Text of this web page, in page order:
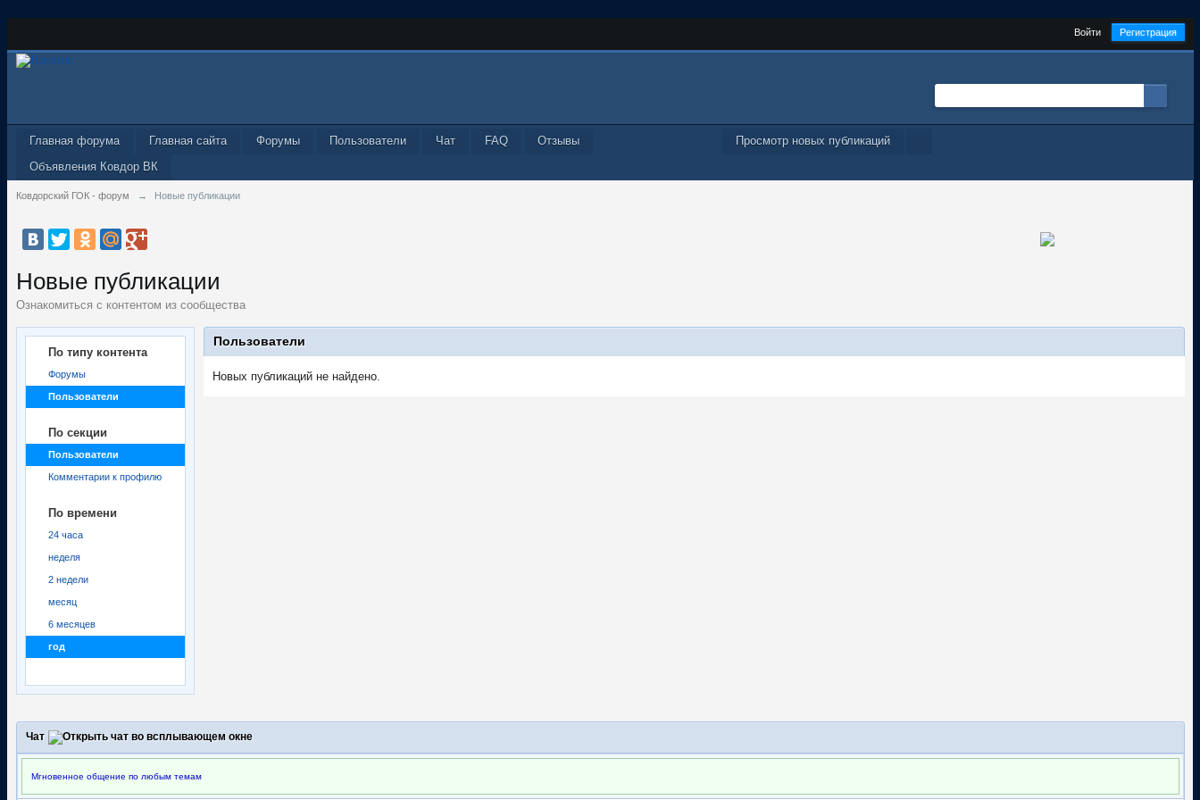
Войти Регистрация
Просмотр новых публикаций
Главная форума Главная сайта Форумы Пользователи Чат FAQ
Отзывы
Объявления Ковдор ВК
Ковдорский ГОК - форум → Новые публикации
Новые публикации
Ознакомиться с контентом из сообщества
По типу контента
Форумы
Пользователи
По секции
Пользователи
Комментарии к профилю
По времени
24 часа
неделя
2 недели
месяц
6 месяцев
год
Пользователи
Новых публикаций не найдено.
Чат
Мгновенное общение по любым темам